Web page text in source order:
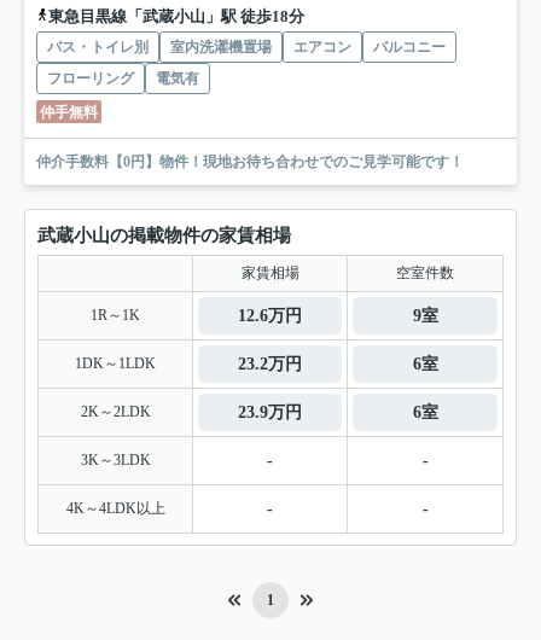
東急目黒線「武蔵小山」駅 徒歩18分
バス・トイレ別 室内洗濯機置場 エアコン
バルコニー
フローリング
電気有
仲手無料
仲介手数料【0円】物件！現地お待ち合わせでのご見学可能です！
武蔵小山の掲載物件の家賃相場
家賃相場 空室件数
1R～1K 12.6万円 9室
1DK～1LDK 23.2万円 6室
2K～2LDK 23.9万円 6室
3K～3LDK - -
4K～4LDK以上 - -
1